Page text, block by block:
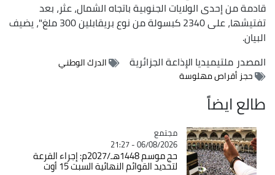
قادمة من إحدى الولايات الجنوبية باتجاه الشمال، عثر، بعد
تفتيشها، على 2340 كبسولة من نوع بريقابلين 300 ملغ"، يضيف
البيان.
المصدرملتيميديا الإذاعة الجزائرية
الدرك الوطني
حجز أقراص مهلوسة
طالع ايضاً
Catégorie
مجتمع
06/08/2026 - 21:27
حج موسم 1448هـ/2027م: إجراء القرعة
لتحديد القوائم النهائية السبت 15 أوت